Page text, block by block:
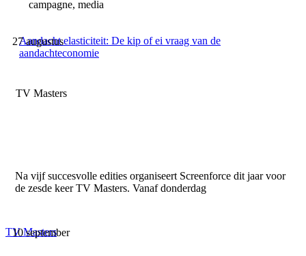
campagne, media
Aandacht elasticiteit: De kip of ei vraag van de
aandachteconomie
27 augustus
TV Masters
Na vijf succesvolle edities organiseert Screenforce dit jaar voor
de zesde keer TV Masters. Vanaf donderdag
TV Masters
10 september